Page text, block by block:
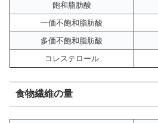
飽和脂肪酸
一価不飽和脂肪酸
多価不飽和脂肪酸
コレステロール
食物繊維の量